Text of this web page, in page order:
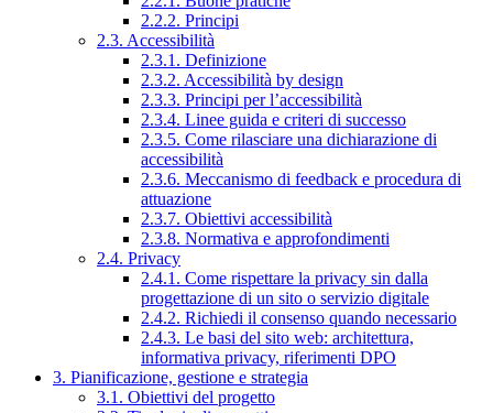
2.2.2. Principi
2.3. Accessibilità
2.3.1. Definizione
2.3.2. Accessibilità by design
2.3.3. Principi per l’accessibilità
2.3.4. Linee guida e criteri di successo
2.3.5. Come rilasciare una dichiarazione di
accessibilità
2.3.6. Meccanismo di feedback e procedura di
attuazione
2.3.7. Obiettivi accessibilità
2.3.8. Normativa e approfondimenti
2.4. Privacy
2.4.1. Come rispettare la privacy sin dalla
progettazione di un sito o servizio digitale
2.4.2. Richiedi il consenso quando necessario
2.4.3. Le basi del sito web: architettura,
informativa privacy, riferimenti DPO
3. Pianificazione, gestione e strategia
3.1. Obiettivi del progetto